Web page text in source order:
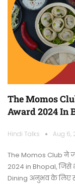
The Momos
Award 2024 In
Hindi Talks Aug 6,
The Momos Club ने
2024 in Bhopal,
Dining अनुभव के लिए